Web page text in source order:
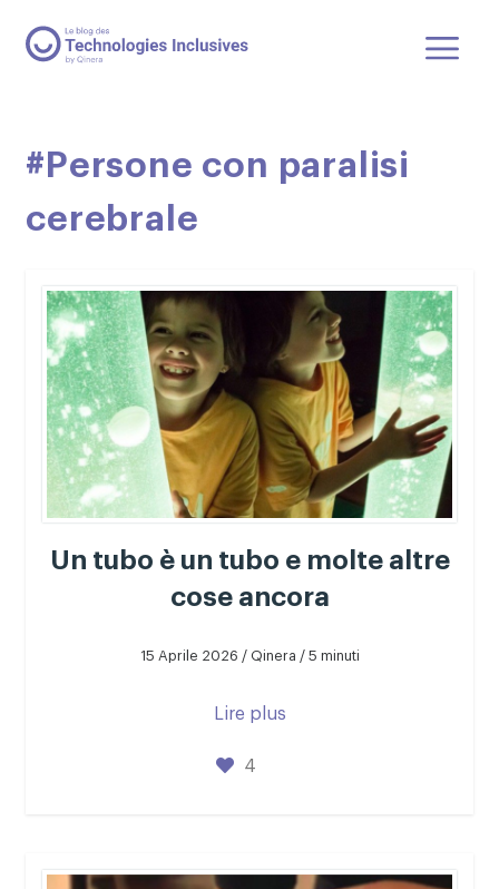
#Persone con paralisi
cerebrale
Un tubo è un tubo e molte altre
cose ancora
15 Aprile 2026 / Qinera / 5 minuti
Lire plus
4